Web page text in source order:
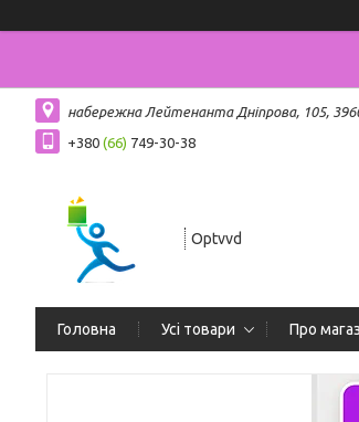
набережна Лейтенанта Дніпрова, 105,
+380 (66) 749-30-38
Optvvd
Головна Усі товари Про